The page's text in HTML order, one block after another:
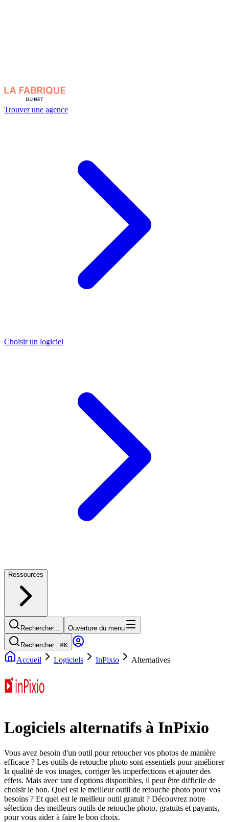
Trouver une agence
Choisir un logiciel
Ressources
Rechercher... Ouverture du menu
Rechercher...⌘K
Accueil Logiciels InPixio Alternatives
Logiciels alternatifs à InPixio
Vous avez besoin d'un outil pour retoucher vos photos de manière
efficace ? Les outils de retouche photo sont essentiels pour améliorer
la qualité de vos images, corriger les imperfections et ajouter des
effets. Mais avec tant d'options disponibles, il peut être difficile de
choisir le bon. Quel est le meilleur outil de retouche photo pour vos
besoins ? Et quel est le meilleur outil gratuit ? Découvrez notre
sélection des meilleurs outils de retouche photo, gratuits et payants,
pour vous aider à faire le bon choix.